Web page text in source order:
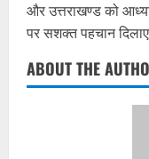
और उत्तराखण्ड को
पर सशक्त पहचान
ABOUT THE